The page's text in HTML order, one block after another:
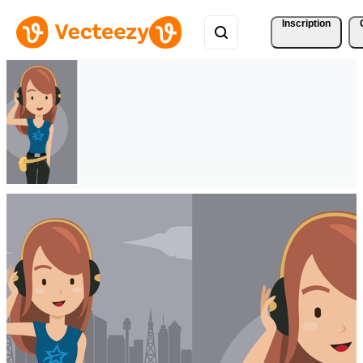
Inscription